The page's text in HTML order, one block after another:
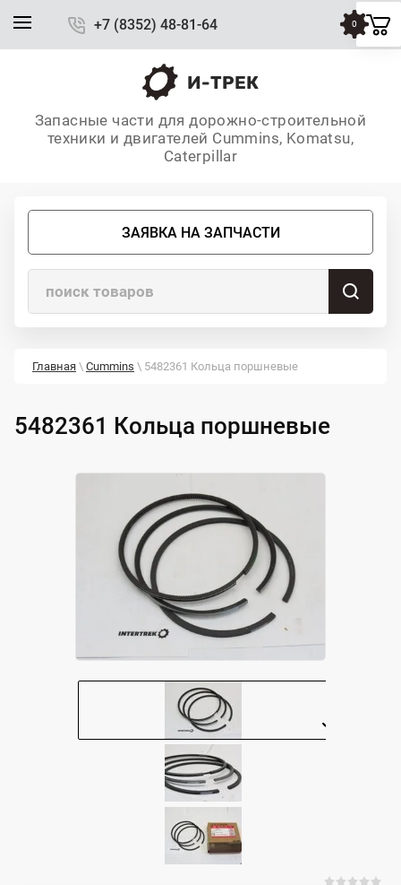
+7 (8352) 48-81-64 0
И-ТРЕК
Запасные части для дорожно-строительной
техники и двигателей Cummins, Komatsu,
Caterpillar
ЗАЯВКА НА ЗАПЧАСТИ
Главная \ Cummins \ 5482361 Кольца поршневые
5482361 Кольца поршневые